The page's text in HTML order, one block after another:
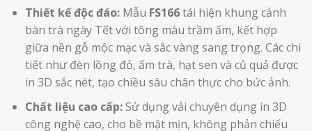
Thiết kế độc đáo:Mẫu FS166tái hiện khung cảnh
bàn trà ngày Tết với tông màu trầm ấm, kết hợp
giữa nền gỗ mộc mạc và sắc vàng sang trọng. Các chi
tiết như đèn lồng đỏ, ấm trà, hạt sen và củ quả được
in 3D sắc nét, tạo chiều sâu chân thực cho bức ảnh.
Chất liệu cao cấp:Sử dụng vải chuyên dụng in 3D
công nghệ cao, cho bề mặt mịn, không phản chiếu